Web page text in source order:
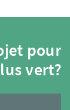
pour
vert?